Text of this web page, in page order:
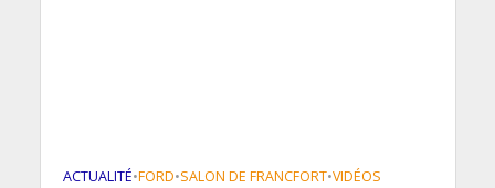
ACTUALITÉ•FORD•SALON DE FRANCFORT•VIDÉOS